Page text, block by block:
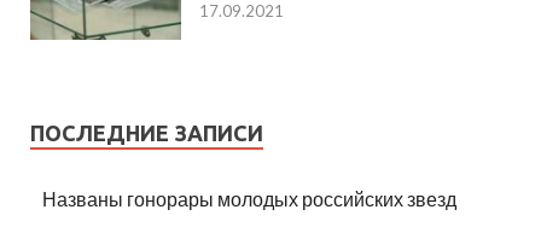
17.09.2021
ПОСЛЕДНИЕ ЗАПИСИ
Названы гонорары молодых российских звезд